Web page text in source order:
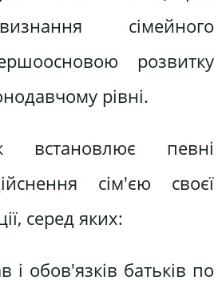
сімейного
розвитку
рівні.
встановлює певні
сім'єю своєї
серед яких:
і обов'язків батьків по